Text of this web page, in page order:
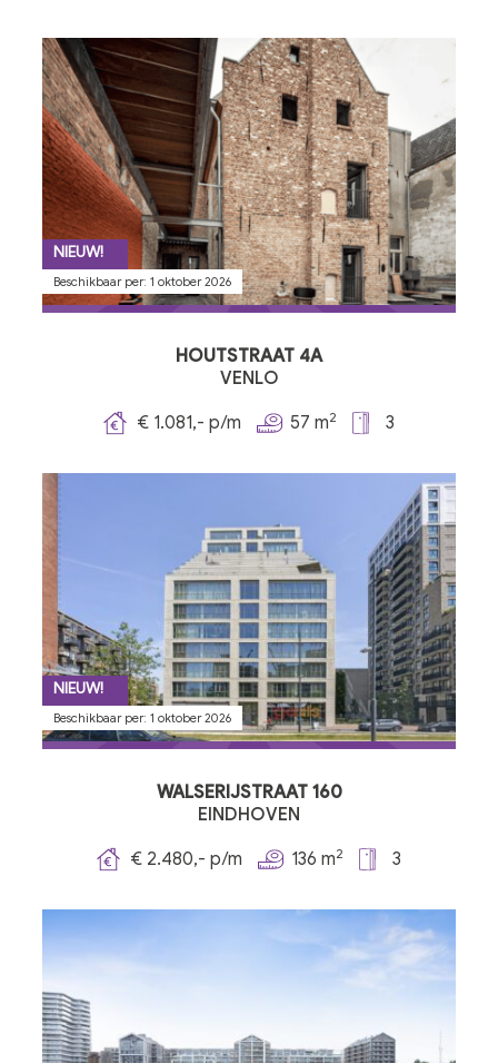
NIEUW!
Beschikbaar per: 1 oktober 2026
HOUTSTRAAT 4A
VENLO
€ 1.081,- p/m
57 m2 3
NIEUW!
Beschikbaar per: 1 oktober 2026
WALSERIJSTRAAT 160
EINDHOVEN
€ 2.480,- p/m
136 m2 3